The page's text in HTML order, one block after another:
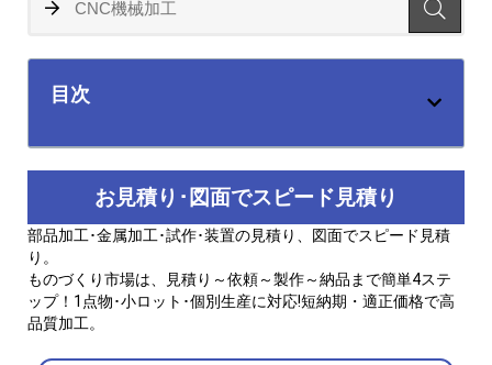
目次
お見積り･図面でスピード見積り
部品加工･金属加工･試作･装置の見積り、図面でスピード見積
り。
ものづくり市場は、見積り～依頼～製作～納品まで簡単4ステ
ップ！1点物･小ロット･個別生産に対応!短納期・適正価格で高
品質加工。